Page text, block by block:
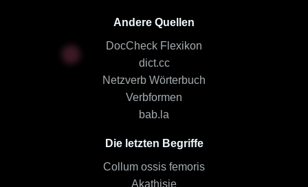
Andere Quellen
DocCheck Flexikon
dict.cc
Netzverb Wörterbuch
Verbformen
bab.la
Die letzten Begriffe
Collum ossis femoris
Akathisie